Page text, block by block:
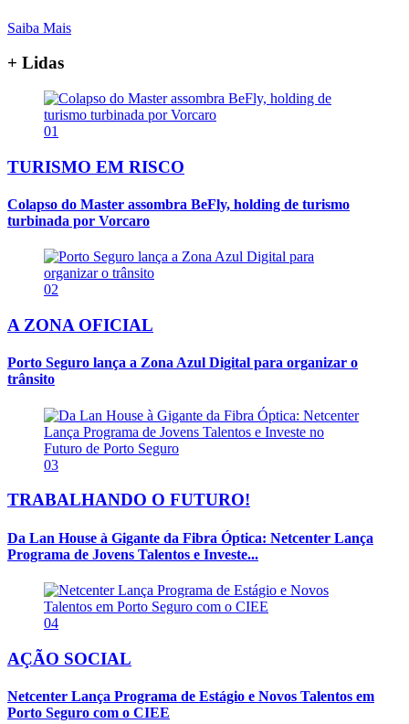
Saiba Mais
+ Lidas
01
TURISMO EM RISCO
Colapso do Master assombra BeFly, holding de turismo
turbinada por Vorcaro
02
A ZONA OFICIAL
Porto Seguro lança a Zona Azul Digital para organizar o
trânsito
03
TRABALHANDO O FUTURO!
Da Lan House à Gigante da Fibra Óptica: Netcenter Lança
Programa de Jovens Talentos e Investe...
04
AÇÃO SOCIAL
Netcenter Lança Programa de Estágio e Novos Talentos em
Porto Seguro com o CIEE